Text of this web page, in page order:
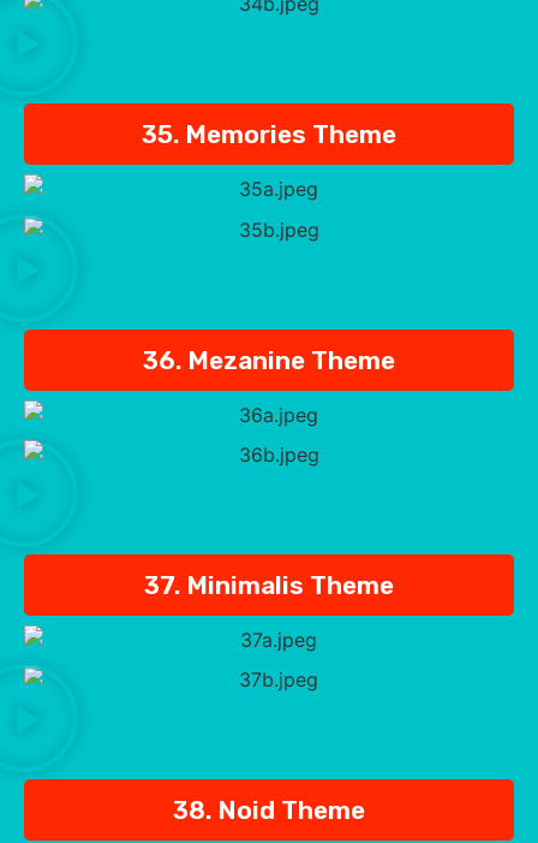
35. Memories Theme
36. Mezanine Theme
37. Minimalis Theme
38. Noid Theme